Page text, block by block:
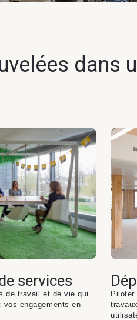
dans
services
de travail et de vie qui
engagements en